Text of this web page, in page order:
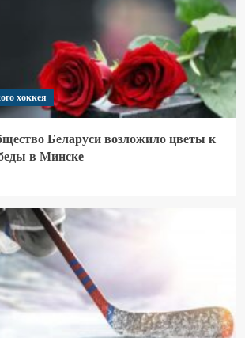
хоккея
Беларуси возложило цветы к
в Минске